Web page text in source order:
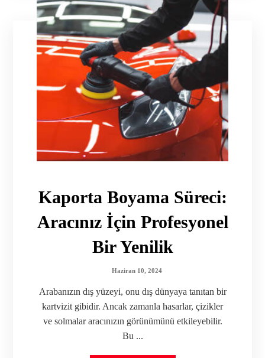
Kaporta Boyama Süreci:
Aracınız İçin Profesyonel
Bir Yenilik
Haziran 10, 2024
Arabanızın dış yüzeyi, onu dış dünyaya tanıtan bir
kartvizit gibidir. Ancak zamanla hasarlar, çizikler
ve solmalar aracınızın görünümünü etkileyebilir.
Bu ...